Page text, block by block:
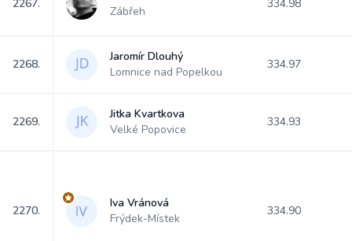
2267.
Zábřeh
334.98
2268.
Jaromír Dlouhý
Lomnice nad Popelkou
334.97
2269.
Jitka Kvartkova
Velké Popovice
334.93
2270.
Iva Vránová
Frýdek-Místek
334.90